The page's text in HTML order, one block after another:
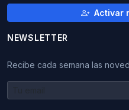
Activar
NEWSLETTER
Recibe cada semana las